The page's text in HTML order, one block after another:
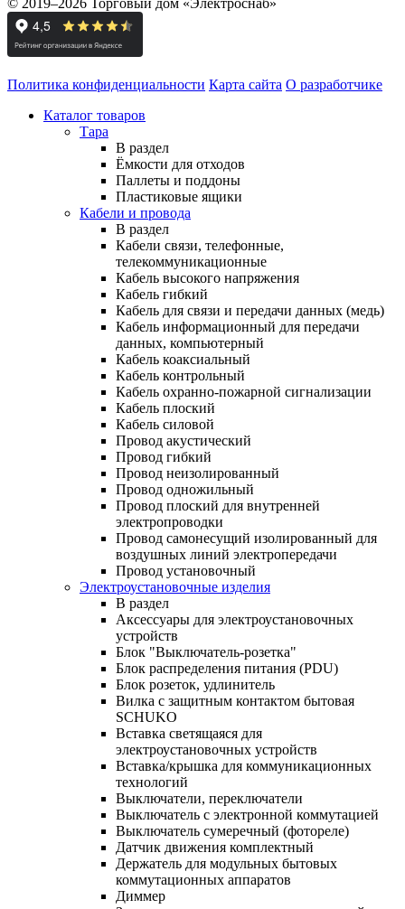
Политика конфиденциальности Карта сайта О разработчике
Каталог товаров
Тара
В раздел
Ёмкости для отходов
Паллеты и поддоны
Пластиковые ящики
Кабели и провода
В раздел
Кабели связи, телефонные,
телекоммуникационные
Кабель высокого напряжения
Кабель гибкий
Кабель для связи и передачи данных (медь)
Кабель информационный для передачи
данных, компьютерный
Кабель коаксиальный
Кабель контрольный
Кабель охранно-пожарной сигнализации
Кабель плоский
Кабель силовой
Провод акустический
Провод гибкий
Провод неизолированный
Провод одножильный
Провод плоский для внутренней
электропроводки
Провод самонесущий изолированный для
воздушных линий электропередачи
Провод установочный
Электроустановочные изделия
В раздел
Аксессуары для электроустановочных
устройств
Блок "Выключатель-розетка"
Блок распределения питания (PDU)
Блок розеток, удлинитель
Вилка с защитным контактом бытовая
SCHUKO
Вставка светящаяся для
электроустановочных устройств
Вставка/крышка для коммуникационных
технологий
Выключатели, переключатели
Выключатель с электронной коммутацией
Выключатель сумеречный (фотореле)
Датчик движения комплектный
Держатель для модульных бытовых
коммутационных аппаратов
Диммер